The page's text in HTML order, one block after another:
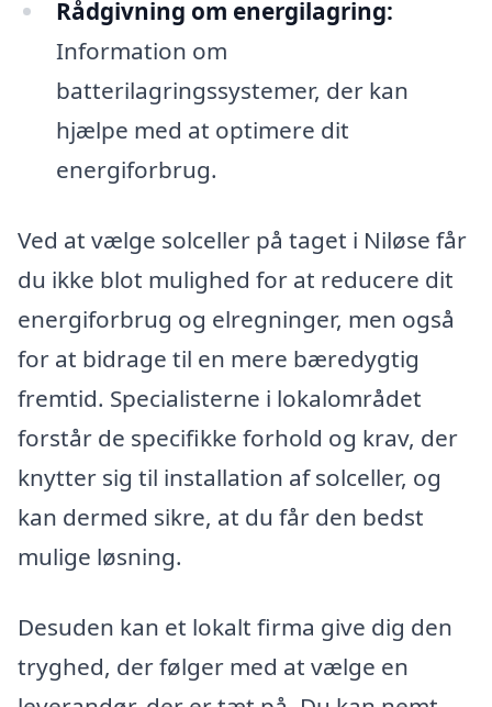
Rådgivning om energilagring:
Information om
batterilagringssystemer, der kan
hjælpe med at optimere dit
energiforbrug.
Ved at vælge solceller på taget i Niløse får
du ikke blot mulighed for at reducere dit
energiforbrug og elregninger, men også
for at bidrage til en mere bæredygtig
fremtid. Specialisterne i lokalområdet
forstår de specifikke forhold og krav, der
knytter sig til installation af solceller, og
kan dermed sikre, at du får den bedst
mulige løsning.
Desuden kan et lokalt firma give dig den
tryghed, der følger med at vælge en